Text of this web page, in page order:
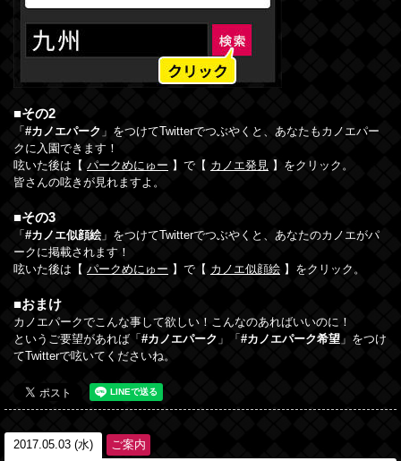
■その2
「 #カノエパーク 」をつけてTwitterでつぶやくと、あなたもカノエパー
クに入園できます！
呟いた後は【 パークめにゅー 】で【 カノエ発見 】をクリック。
皆さんの呟きが見れますよ。
■その3
「 #カノエ似顔絵 」をつけてTwitterでつぶやくと、あなたのカノエがパ
ークに掲載されます！
呟いた後は【 パークめにゅー 】で【 カノエ似顔絵 】をクリック。
■おまけ
カノエパークでこんな事して欲しい！こんなのあればいいのに！
というご要望があれば「 #カノエパーク 」「 #カノエパーク希望 」をつけ
てTwitterで呟いてくださいね。
2017.05.03 (水) ご案内